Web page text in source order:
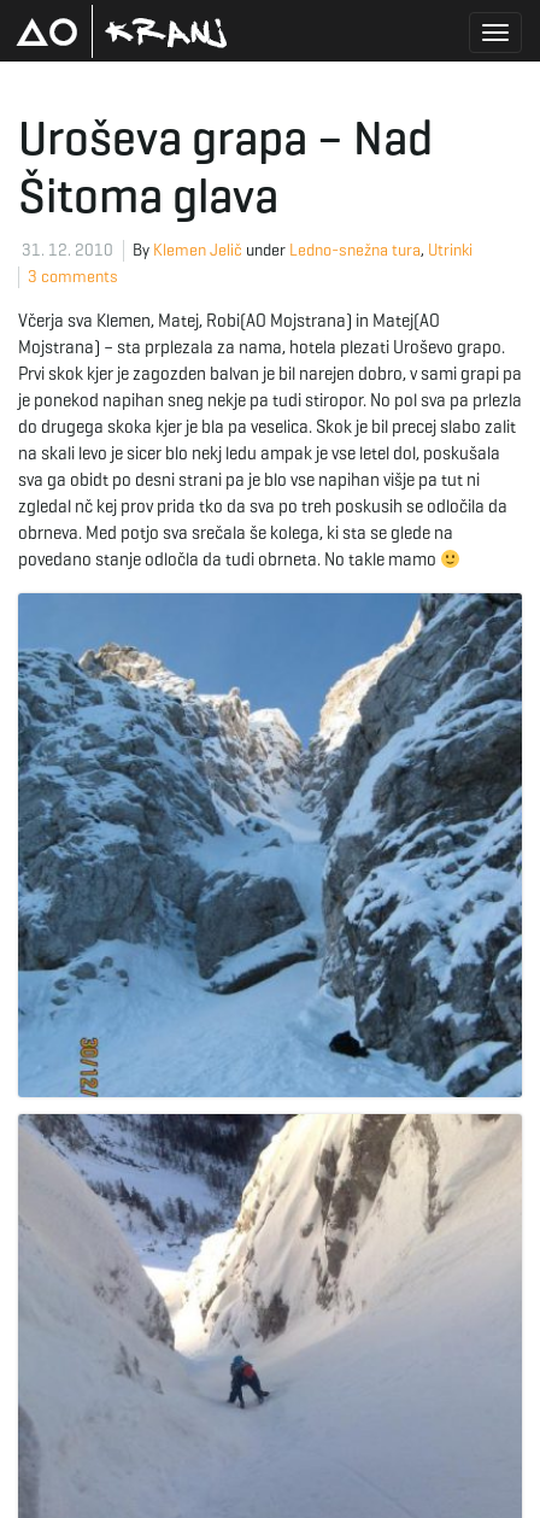
g
n
a
v
i
g
Uroševa grapa – Nad
Šitoma glava
31. 12. 2010 By Klemen Jelič under Ledno-snežna tura, Utrinki
3 comments
Včerja sva Klemen, Matej, Robi(AO Mojstrana) in Matej(AO
Mojstrana) – sta prplezala za nama, hotela plezati Uroševo grapo.
Prvi skok kjer je zagozden balvan je bil narejen dobro, v sami grapi pa
je ponekod napihan sneg nekje pa tudi stiropor. No pol sva pa prlezla
do drugega skoka kjer je bla pa veselica. Skok je bil precej slabo zalit
na skali levo je sicer blo nekj ledu ampak je vse letel dol, poskušala
sva ga obidt po desni strani pa je blo vse napihan višje pa tut ni
zgledal nč kej prov prida tko da sva po treh poskusih se odločila da
obrneva. Med potjo sva srečala še kolega, ki sta se glede na
povedano stanje odločla da tudi obrneta. No takle mamo